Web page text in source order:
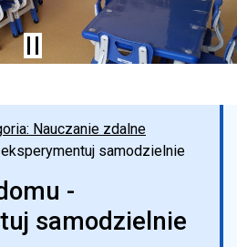
Nauczanie zdalne
samodzielnie
-
samodzielnie